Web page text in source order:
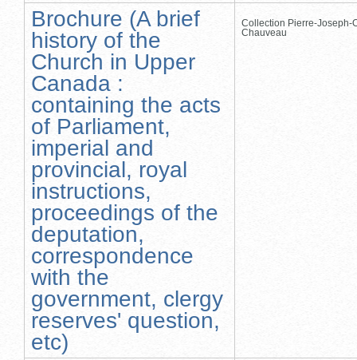
Brochure (A brief
history of the
Church in Upper
Canada :
containing the acts
of Parliament,
imperial and
provincial, royal
instructions,
proceedings of the
deputation,
correspondence
with the
government, clergy
reserves' question,
etc)
Collection Pierre-Joseph-
Chauveau